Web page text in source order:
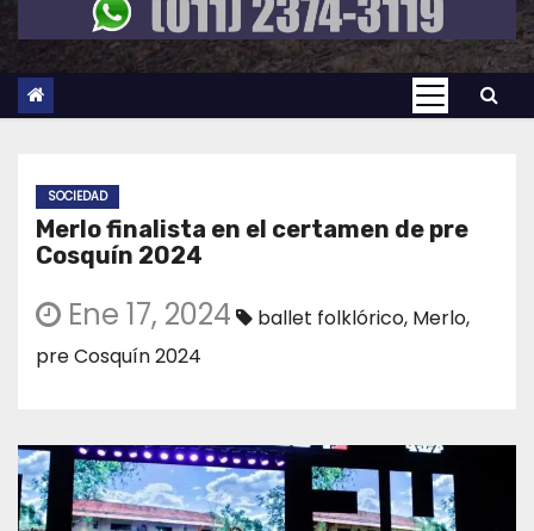
SOCIEDAD
Merlo finalista en el certamen de pre
Cosquín 2024
Ene 17, 2024 ballet folklórico, Merlo,
pre Cosquín 2024